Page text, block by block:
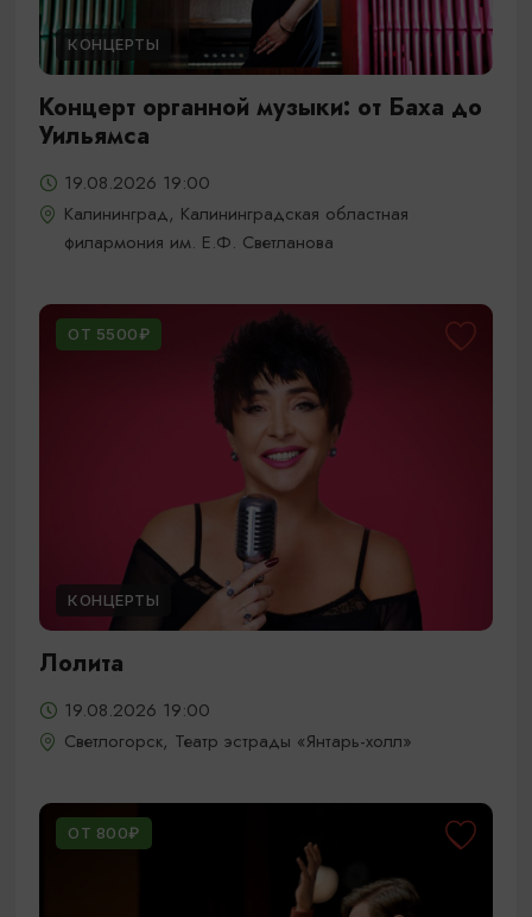
КОНЦЕРТЫ
Концерт органной музыки: от Баха до
Уильямса
19.08.2026 19:00
Калининград, Калининградская областная
филармония им. Е.Ф. Светланова
ОТ 5500₽
КОНЦЕРТЫ
Лолита
19.08.2026 19:00
Светлогорск, Театр эстрады «Янтарь-холл»
ОТ 800₽